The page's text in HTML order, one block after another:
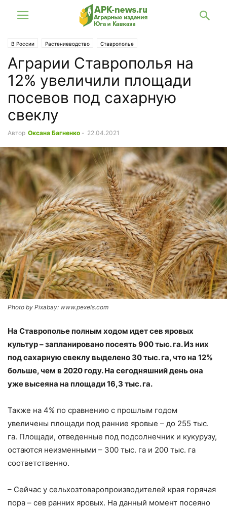
В России Растениеводство Ставрополье
Аграрии Ставрополья на
12% увеличили площади
посевов под сахарную
свеклу
Автор Оксана Багненко - 22.04.2021
Photo by Pixabay: www.pexels.com
На Ставрополье полным ходом идет сев яровых
культур – запланировано посеять 900 тыс. га. Из них
под сахарную свеклу выделено 30 тыс. га, что на 12%
больше, чем в 2020 году. На сегодняшний день она
уже высеяна на площади 16,3 тыс. га.
Также на 4% по сравнению с прошлым годом
увеличены площади под ранние яровые – до 255 тыс.
га. Площади, отведенные под подсолнечник и кукурузу,
остаются неизменными – 300 тыс. га и 200 тыс. га
соответственно.
– Сейчас у сельхозтоваропроизводителей края горячая
пора – сев ранних яровых. На данный момент посеяно